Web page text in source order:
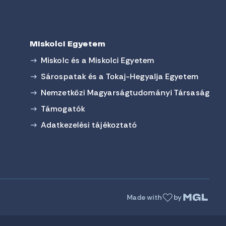
Miskolci Egyetem
Miskolc és a Miskolci Egyetem
Sárospatak és a Tokaj-Hegyalja Egyetem
Nemzetközi Magyarságtudományi Társaság
Támogatók
Adatkezelési tájékoztató
Made with by